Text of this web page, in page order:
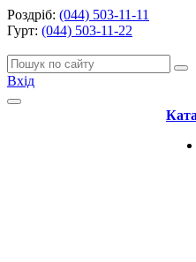
Роздріб: (044) 503-11-11
Гурт: (044) 503-11-22
Вхід